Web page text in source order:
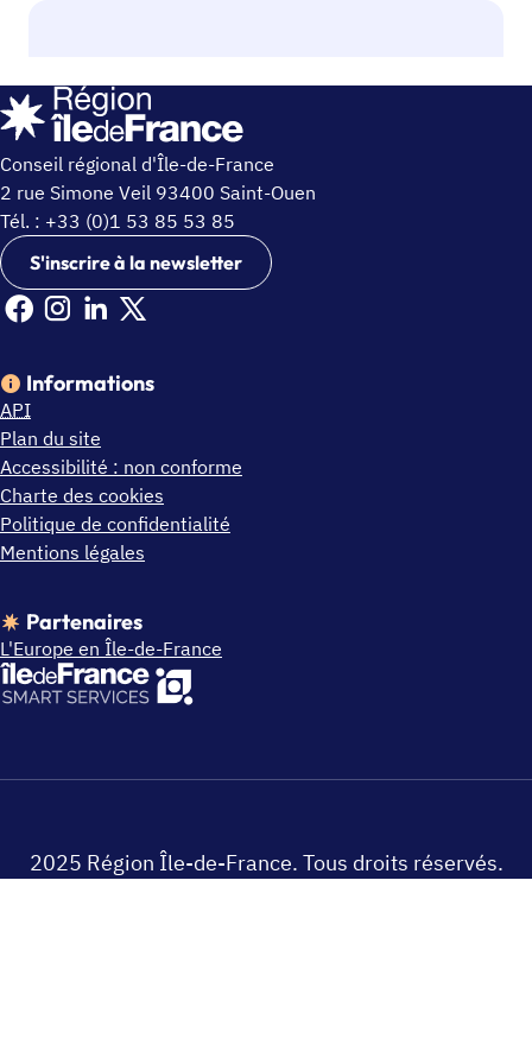
Conseil régional d'Île-de-France
2 rue Simone Veil 93400 Saint-Ouen
Tél. : +33 (0)1 53 85 53 85
S'inscrire à la newsletter
Facebook Ile de France (nouvelle fenêtre)
Instagram Ile de France (nouvelle fenêtre)
Linkedin Ile de France (nouvelle fenêtre)
X Ile de France (nouvelle fenêtre)
Informations
API
Plan du site
Accessibilité : non conforme
Charte des cookies
Politique de confidentialité
Mentions légales
Partenaires
L'Europe en Île-de-France
2025 Région Île-de-France. Tous droits réservés.